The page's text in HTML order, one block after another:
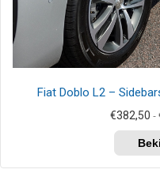
Fiat Doblo L2 –
€382,50 -